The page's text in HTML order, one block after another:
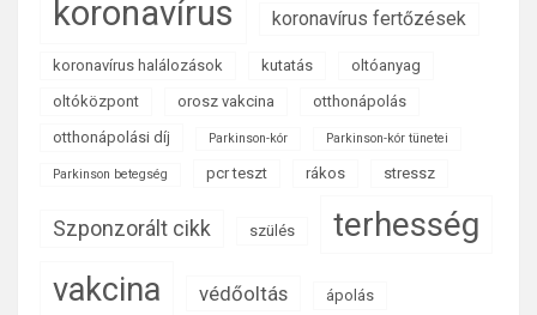
koronavírus koronavírus fertőzések
koronavírus halálozások kutatás
oltóanyag
oltóközpont
orosz vakcina
otthonápolás
otthonápolási díj
Parkinson-kór Parkinson-kór tünetei
Parkinson betegség pcr teszt rákos stressz
Szponzorált cikk szülés terhesség
vakcina védőoltás ápolás